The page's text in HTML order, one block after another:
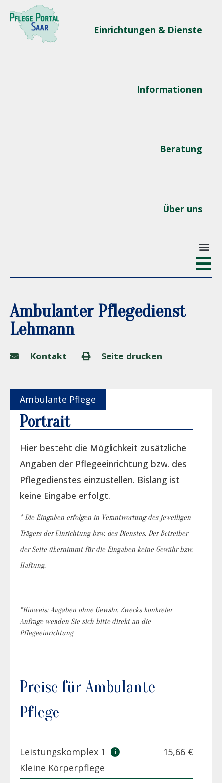
Einrichtungen & Dienste
Informationen
Beratung
Über uns
Ambulanter Pflegedienst
Lehmann
Kontakt Seite drucken
Ambulante Pflege
Portrait
Hier besteht die Möglichkeit zusätzliche
Angaben der Pflegeeinrichtung bzw. des
Pflegedienstes einzustellen. Bislang ist
keine Eingabe erfolgt.
* Die Eingaben erfolgen in Verantwortung des jeweiligen
Trägers der Einrichtung bzw. des Dienstes. Der Betreiber
der Seite übernimmt für die Eingaben keine Gewähr bzw.
Haftung.
*Hinweis: Angaben ohne Gewähr. Zwecks konkreter
Anfrage wenden Sie sich bitte direkt an die
Pflegeeinrichtung
Preise für Ambulante
Pflege
Leistungskomplex 1
Kleine Körperpflege
15,66 €